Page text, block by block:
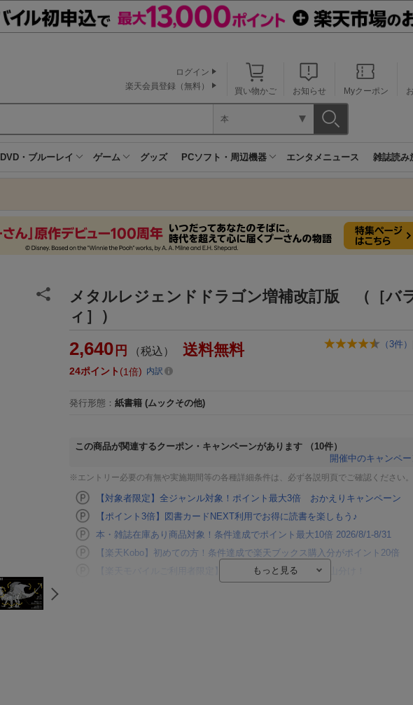
買い物かご お知らせ Myクーポン
ログイン
楽天会員登録（無料）
本
DVD・ブルーレイ ゲーム グッズ PCソフト・周辺機器 エンタメニュース 雑誌読み
メタルレジェンドドラゴン増補改訂版 （［バ
ィ］）
（ 3件）
2,640 円 （税込） 送料無料
24ポイント 1倍 内訳
発行形態 ： 紙書籍 (ムックその他)
この商品が関連するクーポン・キャンペーンがあります
（10件）
開催中のキャンペ
※エントリー必要の有無や実施期間等の各種詳細条件は、必ず各説明頁でご確認ください。
【対象者限定】全ジャンル対象！ポイント最大3倍 おかえりキャンペーン
【ポイント3倍】図書カードNEXT利用でお得に読書を楽しもう♪
本・雑誌在庫あり商品対象！条件達成でポイント最大10倍 2026/8/1-8/31
【楽天Kobo】初めての方！条件達成で楽天ブックス購入分がポイント20倍
【楽天モバイルご利用者限定】条件達成で100万ポイント山分け！